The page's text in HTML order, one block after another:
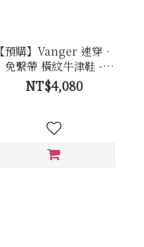
【預購】Vanger 速穿．
免繫帶 橫紋牛津鞋 -
Va301黑
NT$4,080